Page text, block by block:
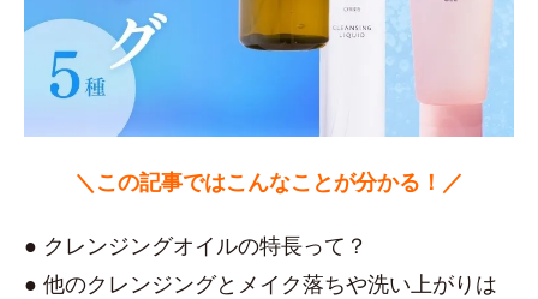
＼この記事ではこんなことが分かる！／
● クレンジングオイルの特長って？
● 他のクレンジングとメイク落ちや洗い上がりは